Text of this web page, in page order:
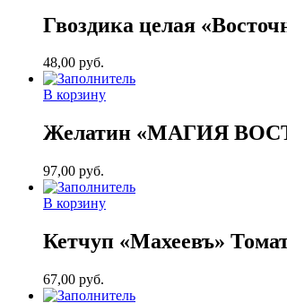
Гвоздика целая
48,00 руб.
В корзину
Желатин «МАГИЯ
97,00 руб.
В корзину
Кетчуп «Махеевъ»
67,00 руб.